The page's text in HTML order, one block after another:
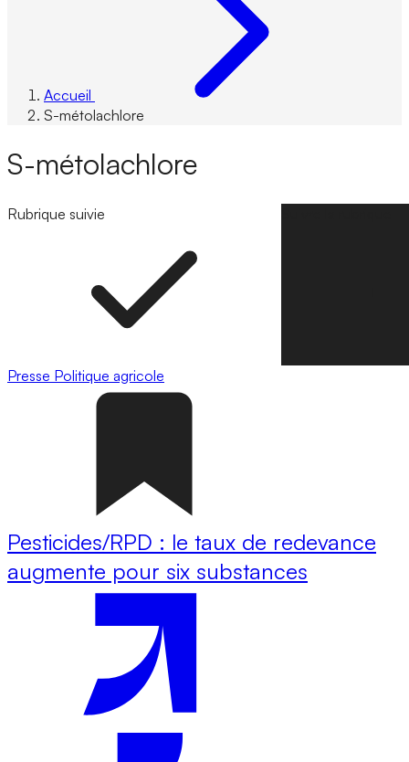
Accueil
S-métolachlore
S-métolachlore
Rubrique suivie
Presse Politique agricole
Pesticides/RPD : le taux de redevance
augmente pour six substances